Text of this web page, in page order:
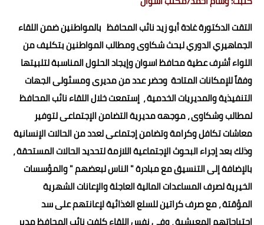
التقت الدكتورة غادة أبو زيد نائب المحافظ بالمواطنين ضمن اللقاء
الجماهيري الدوري لبحث شكاوى ومطالب المواطنين بتكليف من
اللواء أشرف عطية محافظ اسوان وإيجاد الحلول المناسبة لتلبيتها
وفقاً للإمكانات المتاحة وحضر عدد من مديرى ومسئولى الجهات
التنفيذية والمديريات الخدمية ، إستمعت خلال اللقاء نائب المحافظ
لمطالب وشكاوى ، موجهه مديرية التضامن الإجتماعى لتوفير
معاشات تكافل وكرامة وتضامن إجتماعى لعدد من الحالات الإنسانية
وذلك بعد إجراء البحوث الإجتماعية اللازمة لتحديد الحالات المستحقة ،
بالإضافة إلى التنسيق مع مبادرة " الناس لبعضهم " والمؤسسات
الخيرية لصرف المساعدات المالية العاجلة والإعانات الشهرية
المؤقتة ، مع صرف كراتين للسلع الغذائية لإعانتهم على سد
إحتياجاتهم المعيشية ، وفى نفس اللقاء كلفت نائب المحافظ مدير